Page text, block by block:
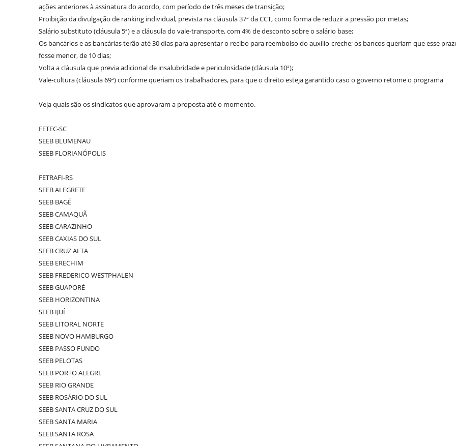
ações anteriores à assinatura do acordo, com período de três meses de transição;
Proibição da divulgação de ranking individual, prevista na cláusula 37ª da CCT, como forma de reduzir a pressão por metas;
Salário substituto (cláusula 5ª) e a cláusula do vale-transporte, com 4% de desconto sobre o salário base;
Os bancários e as bancárias terão até 30 dias para apresentar o recibo para reembolso do auxílio-creche; os bancos queriam que esse
fosse menor, de 10 dias;
Volta a cláusula que previa adicional de insalubridade e periculosidade (cláusula 10ª);
Vale-cultura (cláusula 69ª) conforme queriam os trabalhadores, para que o direito esteja garantido caso o governo retome o programa
Veja quais são os sindicatos que aprovaram a proposta até o momento.
FETEC-SC
SEEB BLUMENAU
SEEB FLORIANÓPOLIS
FETRAFI-RS
SEEB ALEGRETE
SEEB BAGÉ
SEEB CAMAQUÃ
SEEB CARAZINHO
SEEB CAXIAS DO SUL
SEEB CRUZ ALTA
SEEB ERECHIM
SEEB FREDERICO WESTPHALEN
SEEB GUAPORÉ
SEEB HORIZONTINA
SEEB IJUÍ
SEEB LITORAL NORTE
SEEB NOVO HAMBURGO
SEEB PASSO FUNDO
SEEB PELOTAS
SEEB PORTO ALEGRE
SEEB RIO GRANDE
SEEB ROSÁRIO DO SUL
SEEB SANTA CRUZ DO SUL
SEEB SANTA MARIA
SEEB SANTA ROSA